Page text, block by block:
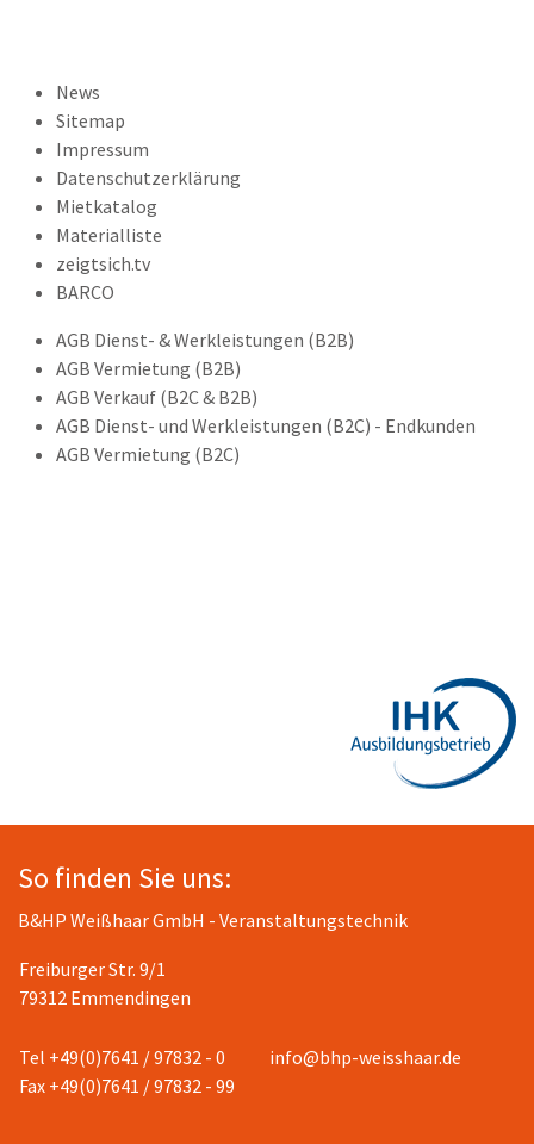
News
Sitemap
Impressum
Datenschutzerklärung
Mietkatalog
Materialliste
zeigtsich.tv
BARCO
AGB Dienst- & Werkleistungen (B2B)
AGB Vermietung (B2B)
AGB Verkauf (B2C & B2B)
AGB Dienst- und Werkleistungen (B2C) - Endkunden
AGB Vermietung (B2C)
So finden Sie uns:
B&HP Weißhaar GmbH - Veranstaltungstechnik
Freiburger Str. 9/1
79312 Emmendingen
Tel +49(0)7641 / 97832 - 0
Fax +49(0)7641 / 97832 - 99
info@bhp-weisshaar.de